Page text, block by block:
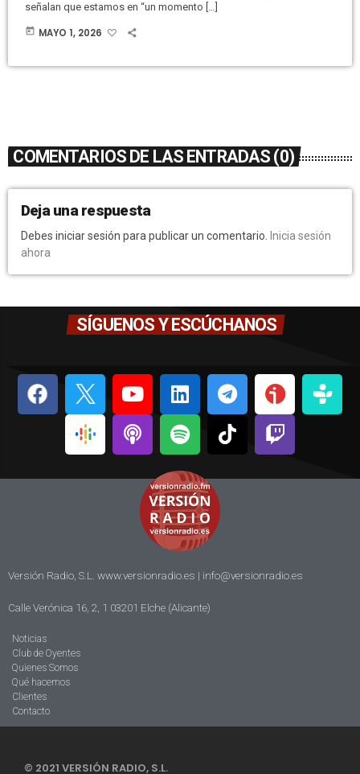
señalan que estamos en “un momento […]
today MAYO 1, 2026
COMENTARIOS DE LAS ENTRADAS (0)
Deja una respuesta
Debes iniciar sesión para publicar un comentario.
Inicia sesión
ahora
SÍGUENOS Y ESCÚCHANOS
Versión Radio, S.L. www.versionradio.es | info@versionradio.es
Calle Verónica 16, 2, 1 03201 Elche (Alicante)
Noticias
Club de Oyentes
Quienes Somos
Qué hacemos
Clientes
Contacto
© 2021 VERSIÓN RADIO, S.L.